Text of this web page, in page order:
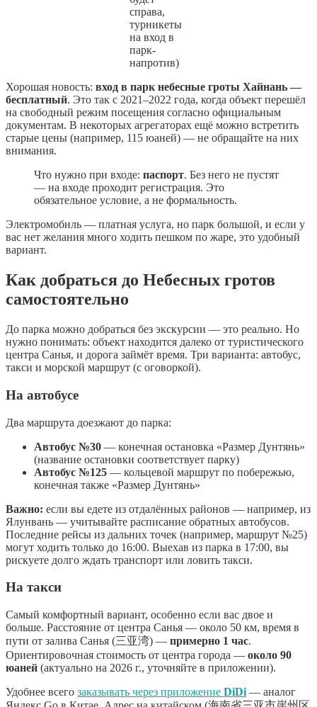
справа,
турникеты
на вход в
парк-
напротив)
Хорошая новость: вход в парк небесные гроты Хайнань —
бесплатный. Это так с 2021–2022 года, когда объект перешёл
на свободный режим посещения согласно официальным
документам. В некоторых агрегаторах ещё можно встретить
старые цены (например, 115 юаней) — не обращайте на них
внимания.
Что нужно при входе: паспорт. Без него не пустят
— на входе проходит регистрация. Это
обязательное условие, а не формальность.
Электромобиль — платная услуга, но парк большой, и если у
вас нет желания много ходить пешком по жаре, это удобный
вариант.
Как добраться до Небесных гротов
самостоятельно
До парка можно добраться без экскурсии — это реально. Но
нужно понимать: объект находится далеко от туристического
центра Санья, и дорога займёт время. Три варианта: автобус,
такси и морской маршрут (с оговоркой).
На автобусе
Два маршрута доезжают до парка:
Автобус №30 — конечная остановка «Размер Дунтянь»
(название остановки соответствует парку)
Автобус №125 — кольцевой маршрут по побережью,
конечная также «Размер Дунтянь»
Важно: если вы едете из отдалённых районов — например, из
Ялунвань — учитывайте расписание обратных автобусов.
Последние рейсы из дальних точек (например, маршрут №25)
могут ходить только до 16:00. Выехав из парка в 17:00, вы
рискуете долго ждать транспорт или ловить такси.
На такси
Самый комфортный вариант, особенно если вас двое и
больше. Расстояние от центра Санья — около 50 км, время в
пути от залива Санья (三亚湾) — примерно 1 час.
Ориентировочная стоимость от центра города — около 90
юаней (актуально на 2026 г., уточняйте в приложении).
Удобнее всего заказывать через приложение DiDi — аналог